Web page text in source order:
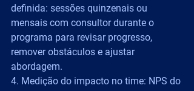
definida: sessões quinzenais ou
mensais com consultor durante o
programa para revisar progresso,
remover obstáculos e ajustar
abordagem.
4. Medição do impacto no time: NPS do